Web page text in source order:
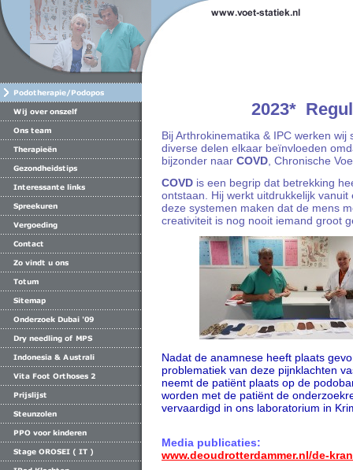
2023* Reguliere &
Bij Arthrokinematika & IPC werken wij
diverse delen elkaar beïnvloeden
bijzonder naar COVD , Chronische
COVD is een begrip dat betrekking
ontstaan. Hij werkt uitdrukkelijk
deze systemen maken dat de mens
creativiteit is nog nooit iemand groot
Nadat de anamnese heeft plaats
problematiek van deze pijnklachten
neemt de patiënt plaats op de
worden met de patiënt de
vervaardigd in ons laboratorium in
Media publicaties:
www.deoudrotterdammer.nl/de-